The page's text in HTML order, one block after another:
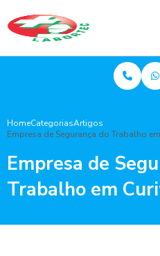
HomeCategoriasArtigos
Empresa de Segurança do Trabalho
Empresa de
Trabalho em